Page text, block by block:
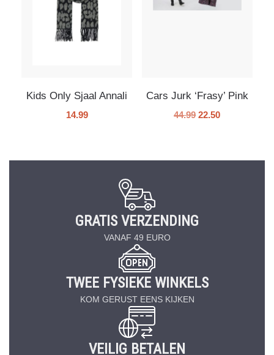
Kids Only Sjaal Annali
14.99
Cars Jurk ‘Frasy’ Pink
44.99 22.50
GRATIS VERZENDING
VANAF 49 EURO
TWEE FYSIEKE WINKELS
KOM GERUST EENS KIJKEN
VEILIG BETALEN